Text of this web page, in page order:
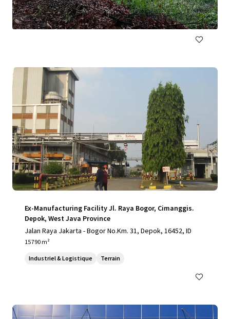
12 256 m²
Industriel & Logistique
Ex-Manufacturing Facility Jl. Raya Bogor, Cimanggis.
Depok, West Java Province
Jalan Raya Jakarta - Bogor No.Km. 31, Depok, 16452, ID
15 790 m²
Industriel & Logistique Terrain